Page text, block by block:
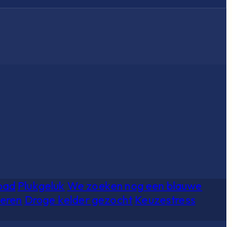
Plukgeluk We zoeken nog een blauwe
Droge kelder gezocht Keuzestress